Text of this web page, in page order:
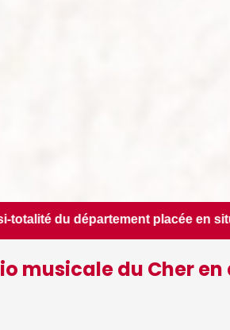
Berry Républicain • 📰
musicale du Cher